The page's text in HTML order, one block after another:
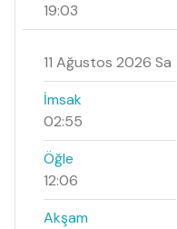
19:03
11 Ağustos 2026 Sa
İmsak
02:55
Öğle
12:06
Akşam